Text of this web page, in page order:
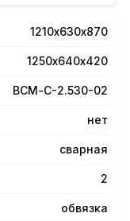
имеют подгиб
получение травмы
и санитарной
1210х630х870
1250х640х420
ВСМ-С-2.530-02
нет
сварная
2
обвязка